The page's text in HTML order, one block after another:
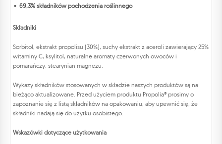
69,3% składników pochodzenia roślinnego
Składniki
Sorbitol, ekstrakt propolisu (30%), suchy ekstrakt z aceroli zawierający 25%
witaminy C, ksylitol, naturalne aromaty czerwonych owoców i
pomarańczy, stearynian magnezu.
Wykazy składników stosowanych w składzie naszych produktów są na
bieżąco aktualizowane. Przed użyciem produktu Propolia® prosimy o
zapoznanie się z listą składników na opakowaniu, aby upewnić się, że
składniki nadają się do użytku osobistego.
Wskazówki dotyczące użytkowania